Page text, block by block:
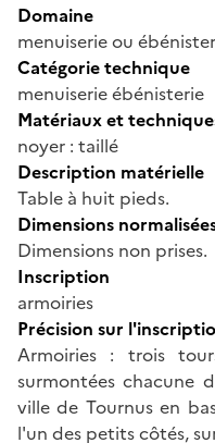
Domaine
menuiserie ou
Catégorie technique
menuiserie ébénisterie
Matériaux et
noyer : taillé
Description matérielle
Table à huit pieds.
Dimensions
Dimensions non prises.
Inscription
armoiries
Précision sur
Armoiries : trois
surmontées chacune
ville de Tournus en
l'un des petits côtés,